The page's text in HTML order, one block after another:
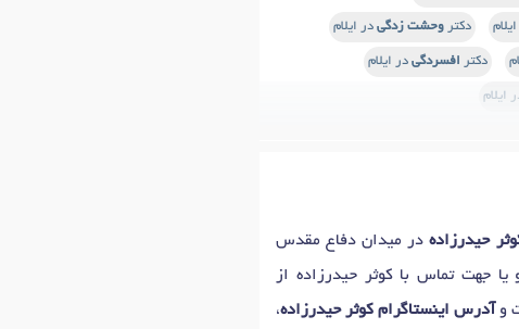
دکتر وحشت زدگی در ایلام
دکتر افسردگی در ایلام
ایلام
حیدرزادهدر میدان دفاع مقدس
یا جهت تماس با کوثر حیدرزاده از
و آدرس اینستاگرام کوثر حیدرزاده،